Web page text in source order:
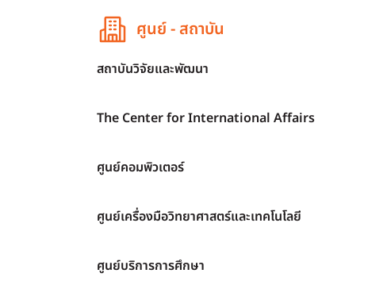
ศูนย์ - สถาบัน
สถาบันวิจัยและพัฒนา
The Center for International Affairs
ศูนย์คอมพิวเตอร์
ศูนย์เครื่องมือวิทยาศาสตร์และเทคโนโลยี
ศูนย์บริการการศึกษา